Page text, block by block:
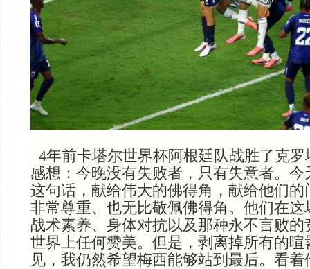
4年前卡塔尔世界杯阿根廷队战胜了克
感想：今晚没有失败者，只有失意者。
这句话，献给伟大的佛得角，献给他们
非常尊重、也无比敬佩佛得角。他们在
战术素养、身体对抗以及那种永不言败
世界上任何赞美。但是，剥离掉所有的
见，我仍然希望梅西能够站到最后。看